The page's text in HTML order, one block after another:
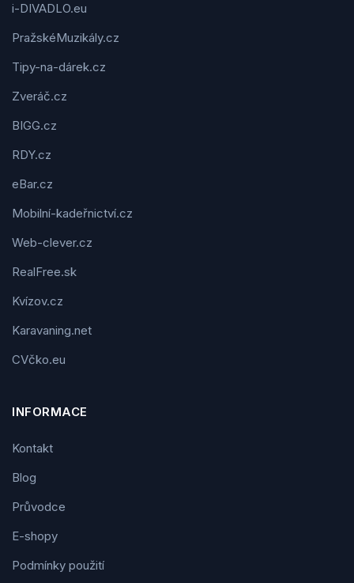
i-DIVADLO.eu
PražskéMuzikály.cz
Tipy-na-dárek.cz
Zveráč.cz
BIGG.cz
RDY.cz
eBar.cz
Mobilní-kadeřnictví.cz
Web-clever.cz
RealFree.sk
Kvízov.cz
Karavaning.net
CVčko.eu
INFORMACE
Kontakt
Blog
Průvodce
E-shopy
Podmínky použití